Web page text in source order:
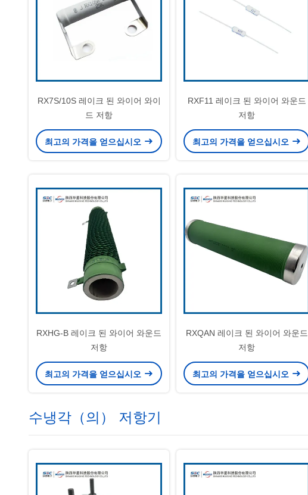
RX7S/10S 레이크 된 와이어 와이
드 저항
최고의 가격을 얻으십시오
RXF11 레이크 된 와이어 와운드
저항
최고의 가격을 얻으십시오
RXHG-B 레이크 된 와이어 와운드
저항
최고의 가격을 얻으십시오
RXQAN 레이크 된 와이어 와운드
저항
최고의 가격을 얻으십시오
수냉각（의） 저항기